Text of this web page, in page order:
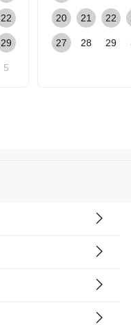
22
29
5
20 21 22
27 28 29